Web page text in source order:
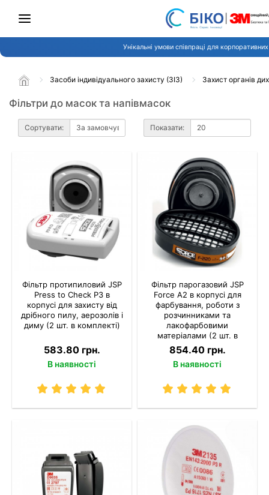
Унікальні умови співпраці для
Засоби індивідуального захисту (ЗІЗ) Захист органів
Фільтри до масок та напівмасок
Сортувати: Показати:
Фільтр протипиловий JSP
Press to Check P3 в
корпусі для захисту від
дрібного пилу, аерозолів і
диму (2 шт. в комплекті)
583.80 грн.
В наявності
Фільтр парогазовий JSP
Force A2 в корпусі для
фарбування, роботи з
розчинниками та
лакофарбовими
матеріалами (2 шт. в
комплекті)
854.40 грн.
В наявності